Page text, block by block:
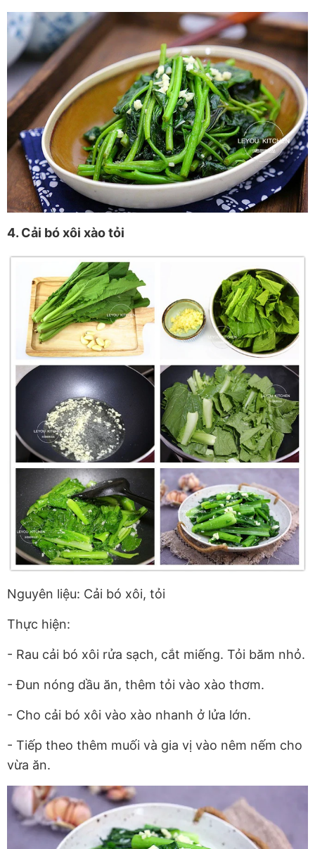
4. Cải bó xôi xào tỏi
Nguyên liệu: Cải bó xôi, tỏi
Thực hiện:
- Rau cải bó xôi rửa sạch, cắt miếng. Tỏi băm nhỏ.
- Đun nóng dầu ăn, thêm tỏi vào xào thơm.
- Cho cải bó xôi vào xào nhanh ở lửa lớn.
- Tiếp theo thêm muối và gia vị vào nêm nếm cho
vừa ăn.